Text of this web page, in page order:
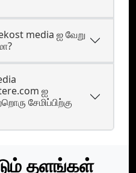
media ஐ வேறு
ஐ
சேமிப்பிற்கு
தளங்கள்